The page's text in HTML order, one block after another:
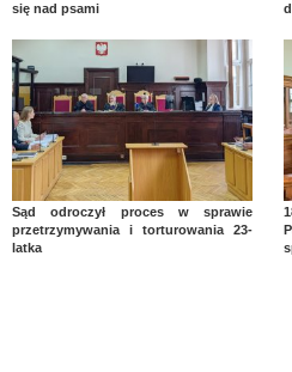
się nad psami
Sąd odroczył proces w sprawie
przetrzymywania i torturowania 23-
latka